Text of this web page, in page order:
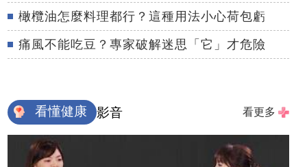
橄欖油怎麼料理都行？這種用法小心荷包虧
痛風不能吃豆？專家破解迷思「它」才危險
看懂健康 影音 看更多